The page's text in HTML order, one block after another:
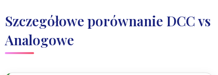
Szczegółowe porównanie DCC vs
Analogowe